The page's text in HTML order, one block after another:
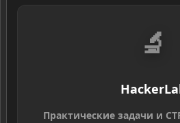
🔬
Практические задачи и